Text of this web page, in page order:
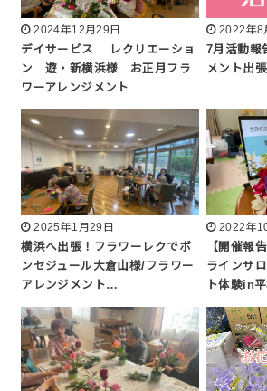
2024年12月29日
デイサービス レクリエーショ
ン 遊・新横浜様 お正月フラ
ワーアレンジメント
2022年8
7月活動報
メント出
2025年1月29日
横浜へ出張！フラワーレクでボ
ンセジュール大倉山様/フラワー
アレンジメント…
2022年
【開催報
ラインサ
ト体験in